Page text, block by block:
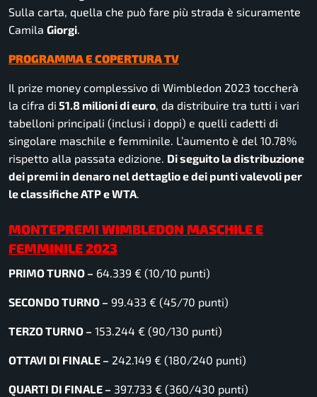
Sulla carta, quella che può fare più strada è sicuramente
Camila Giorgi
PROGRAMMA E COPERTURA TV
Il prize money complessivo di Wimbledon 2023 toccherà
la cifra di 51.8 milioni di euro , da distribuire tra tutti i vari
tabelloni principali (inclusi i doppi) e quelli cadetti di
singolare maschile e femminile. L’aumento è del 10.78%
rispetto alla passata edizione. Di seguito la distribuzione
dei premi in denaro nel dettaglio e dei punti valevoli per
le classifiche ATP eWTA
MONTEPREMI WIMBLEDON MASCHILE E
FEMMINILE 2023
PRIMO TURNO – 64.339 € (10/10 punti)
SECONDO TURNO – 99.433 € (45/70 punti)
TERZO TURNO – 153.244 € (90/130 punti)
OTTAVI DI FINALE – 242.149 € (180/240 punti)
QUARTI DI FINALE – 397.733 € (360/430 punti)